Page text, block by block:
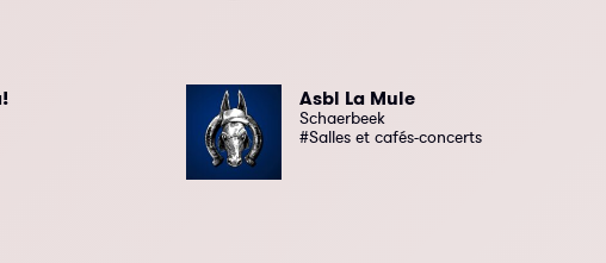
Asbl La Mule
Schaerbeek
#Salles et cafés-concerts